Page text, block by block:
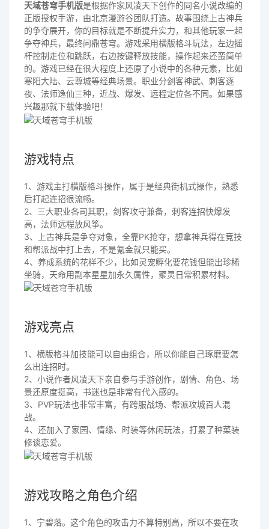
天域苍穹手机版是根据作家风凌天下创作的同名小说改编的
正版授权手游，由北京漫游谷团队打造。故事围绕上古神兵
的争夺展开，你的目标就是不断提升实力，和其他玩家一起
争夺神兵，最终问鼎苍穹。游戏采用横版格斗玩法，左边摇
杆控制走位和跳跃，右边按键释放技能，操作起来还蛮简单
的。游戏已经在很大程度上还原了小说中的各种元素，比如
寒阳大陆、云尊城等经典场景。职业分剑客神武、刺客逐
夜、法师逸仙三种，近战、爆发、远程定位各不同。如果感
兴趣那就下载体验吧！
游戏特点
1、游戏主打横版格斗操作，属于是经典街机式操作，熟悉
后打起连招很流畅。
2、三大职业各司其职，剑客攻守兼备，刺客连招快爆发
高，法师远程放风筝。
3、上古神兵是争夺对象，全靠PK抢夺，想拿神兵得在竞技
和帮派战中打上去，不是氪金就只能买。
4、养成系统的花样不少，比如灵宠孵化要花钱但能出珍稀
坐骑，天命用副本星星加永久属性，聚灵日常积累材料。
游戏亮点
1、横版格斗加技能可以自由组合，所以你能自己琢磨要怎
么出连招时。
2、小说作者风凌天下亲自参与手游创作，剧情、角色、场
景还原度挺高，书迷也是非常有代入感的。
3、PVP玩法也非常丰富，有跨服战场、帮派攻城百人混
战。
4、还加入了家园、情缘、时装等休闲玩法，打累了种菜装
修谈恋爱。
游戏攻略之角色介绍
1、宁碧落。这个角色的攻击力不算特别高，所以不要在攻